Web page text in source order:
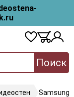
Поиск
Samsung